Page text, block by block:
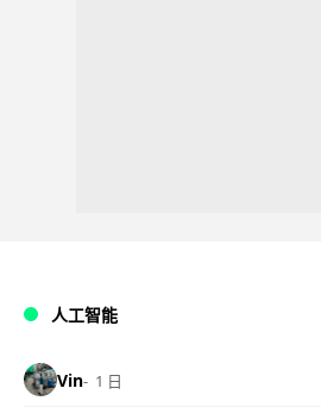
人工智能
Vin 1 日